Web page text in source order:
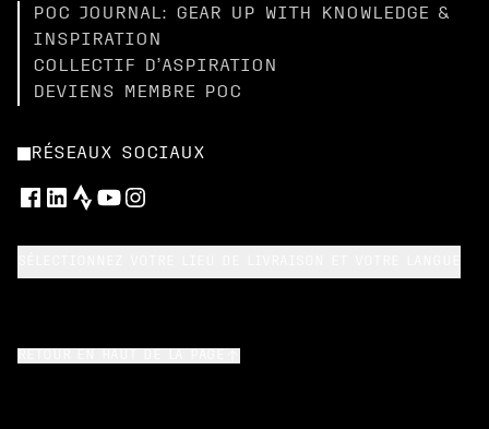
POC JOURNAL: GEAR UP WITH KNOWLEDGE &
INSPIRATION
COLLECTIF D’ASPIRATION
DEVIENS MEMBRE POC
RÉSEAUX SOCIAUX